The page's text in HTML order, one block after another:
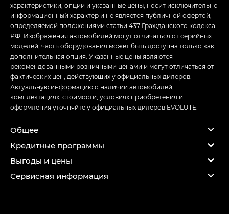
характеристики, опции и указанные цены, носит исключительно
информационный характер и не является публичной офертой,
определяемой положениями статьи 437 Гражданского кодекса
РФ. Изображения автомобилей могут отличаться от серийных
моделей, часть оборудования может быть доступна только как
дополнительная опция. Указанные цены являются
рекомендованными розничными ценами и могут отличаться от
фактических цен, действующих у официальных дилеров.
Актуальную информацию о наличии автомобилей,
комплектациях, стоимости, условиях приобретения и
оформления уточняйте у официальных дилеров EVOLUTE.
Общее
Кредитные программы
Выгоды и цены
Сервисная информация